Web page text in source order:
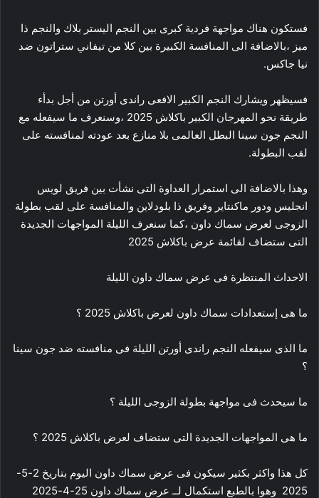
فستكون هناك مواجهة فردية كبرى بين النجم اليستر بلاك والنجم ذا
ميز ،بالاضافة الى المنافسة الكبيرة بين كلا من تيفاني ستراتون ضد
نيا جاكس.
فسيظهر ويشارك النجم الكبير الافعى راندى أورتن من أجل بدأء
طريقة نحو المهرجان الكبير باكلاش 2025 ،وسنعرف ما سيفعله مع
النجم جون سينا البطل العالمى بلا منازع بعد عودته لمنافسته على
لقب البطولة.
وهذا بالاضافة الى استمرار العداوة التى نشأت بين فريق لويس
انجليس ودور ماكنتاير وفريق ذا بلودلاين والمنافسة على لقب بطولة
الزوجى لعرض سماك داون ،كما سنعرف الليلة المواجهات الجديدة
التى ستضاف لقائمة عرض باكلاش 2025
الاحداث المنتظرة فى عرض سماك داون الليلة
ما هى إستعدادات سماك داون لعرض باكلاش 2025 ؟
ما الذى سيفعله النجم راندى أورتن الليلة فى منافسته ضد جون سينا
؟
ما سيحدث فى مواجهة بطولة الزوجى الليلة ؟
ما هى المواجهات الجديدة التى ستضاف لعرض باكلاش 2025 ؟
كل هذا واكثر بكثير سيكون فى عرض سماك داون اليوم بتاريخ 2-5-
2025 وهوا بالطبع استكمال لــ عرض سماك داون 25-4-2025